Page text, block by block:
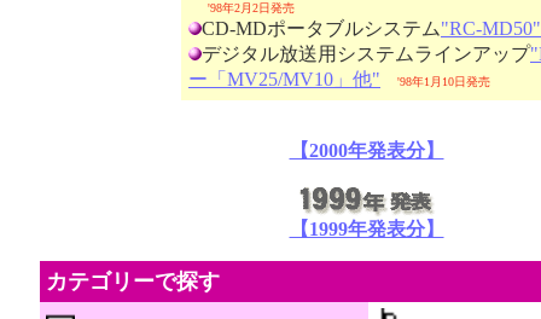
'98年2月2日発売
CD-MDポータブルシステム"RC-MD50"
デジタル放送用システムラインアップ
ー「MV25/MV10」他"
'98年1月10日発売
【2000年発表分】
【1999年発表分】
カテゴリーで探す